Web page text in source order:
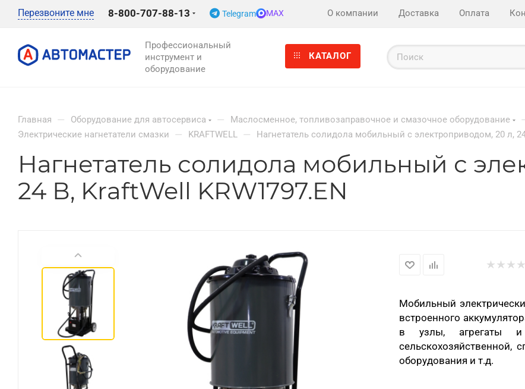
Перезвоните мне 8-800-707-88-13 Telegram MAX О компании Доставка Оплата
Профессиональный
инструмент и
оборудование
КАТАЛОГ
Главная — Оборудование для автосервиса — Маслосменное, топливозаправочное и смазочное оборудование
Электрические нагнетатели смазки — KRAFTWELL — Нагнетатель солидола мобильный с электроприводом, 20 л,
Нагнетатель солидола мобильный с
24 В, KraftWell KRW1797.EN
Мобильный
встроенного
в узлы, агрегаты и
сельскохозяйственной,
оборудования и т.д.